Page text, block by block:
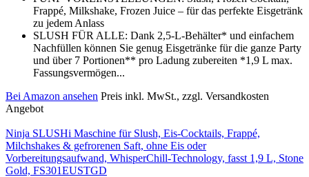
Frappé, Milkshake, Frozen Juice – für das perfekte Eisgetränk
zu jedem Anlass
SLUSH FÜR ALLE: Dank 2,5-L-Behälter* und einfachem
Nachfüllen können Sie genug Eisgetränke für die ganze Party
und über 7 Portionen** pro Ladung zubereiten *1,9 L max.
Fassungsvermögen...
Bei Amazon ansehen Preis inkl. MwSt., zzgl. Versandkosten
Angebot
Ninja SLUSHi Maschine für Slush, Eis-Cocktails, Frappé,
Milchshakes & gefrorenen Saft, ohne Eis oder
Vorbereitungsaufwand, WhisperChill-Technology, fasst 1,9 L, Stone
Gold, FS301EUSTGD